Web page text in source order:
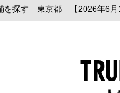
を探す 東京都 【2026年6